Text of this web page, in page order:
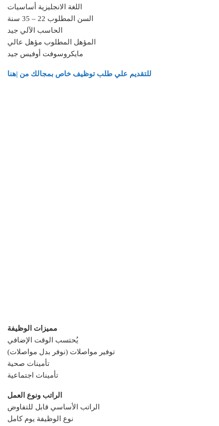
اللغة الانجليزية أساسيات
السن المطلوب 22 – 35 سنة
الحاسب الآلي جيد
المؤهل المطلوب مؤهل عالي
مايكروسوفت أوفيس جيد
للتقديم علي طلب توظيف خاص بمجالك من |هنا
مميزات الوظيفة
يُحتسب الوقت الإضافي
توفير مواصلات (نوفر بدل مواصلات)
تأمينات صحية
تأمينات اجتماعية
الراتب ونوع العمل
الراتب الأساسي قابل للتفاوض
نوع الوظيفة يوم كامل